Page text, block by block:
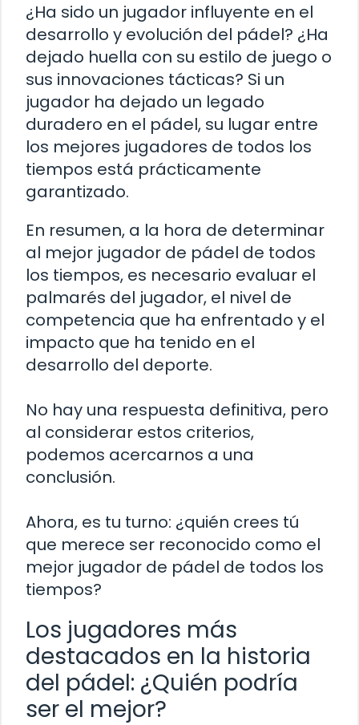
¿Ha sido un jugador influyente en el
desarrollo y evolución del pádel? ¿Ha
dejado huella con su estilo de juego o
sus innovaciones tácticas? Si un
jugador ha dejado un legado
duradero en el pádel, su lugar entre
los mejores jugadores de todos los
tiempos está prácticamente
garantizado.
En resumen, a la hora de determinar
al mejor jugador de pádel de todos
los tiempos, es necesario evaluar el
palmarés del jugador, el nivel de
competencia que ha enfrentado y el
impacto que ha tenido en el
desarrollo del deporte.
No hay una respuesta definitiva, pero
al considerar estos criterios,
podemos acercarnos a una
conclusión.
Ahora, es tu turno: ¿quién crees tú
que merece ser reconocido como el
mejor jugador de pádel de todos los
tiempos?
Los jugadores más
destacados en la historia
del pádel: ¿Quién podría
ser el mejor?